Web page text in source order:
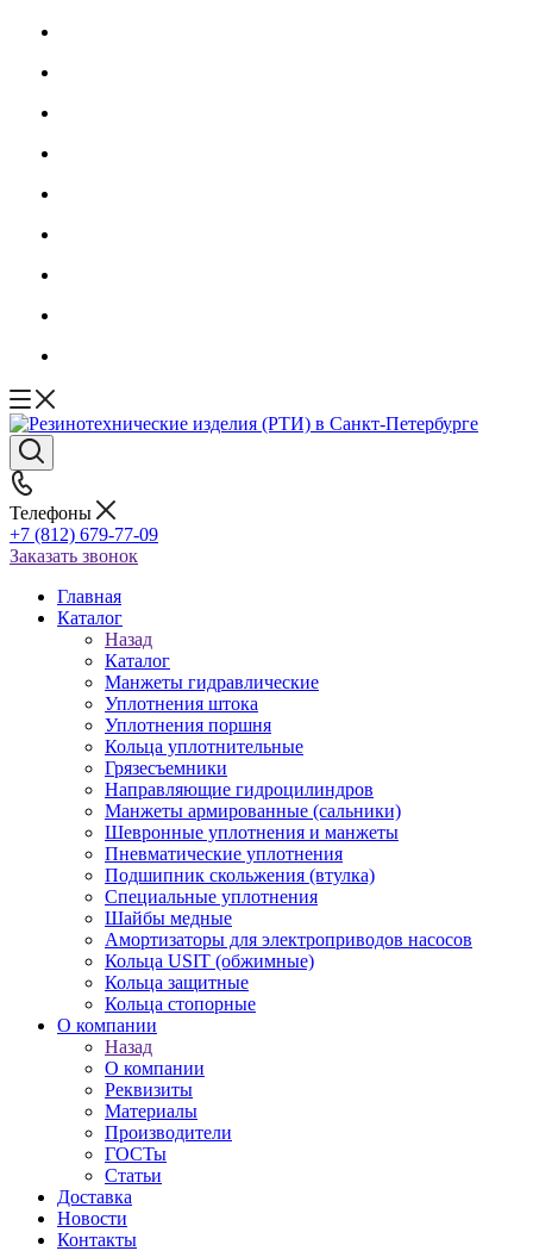
Телефоны
+7 (812) 679-77-09
Заказать звонок
Главная
Каталог
Назад
Каталог
Манжеты гидравлические
Уплотнения штока
Уплотнения поршня
Кольца уплотнительные
Грязесъемники
Направляющие гидроцилиндров
Манжеты армированные (сальники)
Шевронные уплотнения и манжеты
Пневматические уплотнения
Подшипник скольжения (втулка)
Специальные уплотнения
Шайбы медные
Амортизаторы для электроприводов насосов
Кольца USIT (обжимные)
Кольца защитные
Кольца стопорные
О компании
Назад
О компании
Реквизиты
Материалы
Производители
ГОСТы
Статьи
Доставка
Новости
Контакты